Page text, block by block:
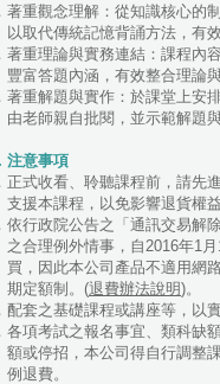
著重觀念理解：從知識核心的
以取代傳統記憶背誦方法，有
著重理論與實務連結：課程內
豐富答題內涵，有效整合理論
著重解題與實作：於課堂上安
由老師親自批閱，並示範解題
注意事項
正式收看、聆聽課程前，請先
支援本課程，以免影響退貨權
依行政院公告之「通訊交易解
之合理例外情事，自2016年1
買，因此本公司產品不適用網
期定額制。(退費辦法說明)。
配套之基礎課程或講座等，以
各項考試之報名事宜、類科缺
額或停招，本公司得自行調整
例退費。